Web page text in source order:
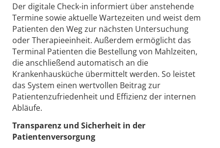
Der digitale Check-in informiert über anstehende
Termine sowie aktuelle Wartezeiten und weist dem
Patienten den Weg zur nächsten Untersuchung
oder Therapieeinheit. Außerdem ermöglicht das
Terminal Patienten die Bestellung von Mahlzeiten,
die anschließend automatisch an die
Krankenhausküche übermittelt werden. So leistet
das System einen wertvollen Beitrag zur
Patientenzufriedenheit und Effizienz der internen
Abläufe.
Transparenz und Sicherheit in der
Patientenversorgung